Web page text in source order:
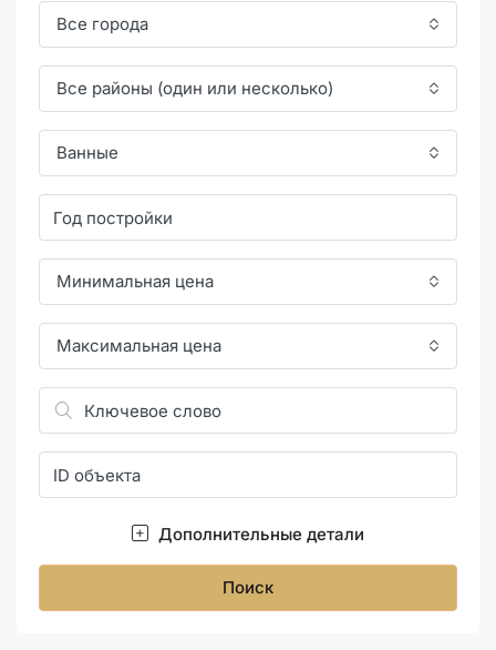
Все города
Все районы (один или несколько)
Ванные
Минимальная цена
Максимальная цена
Дополнительные детали
Поиск